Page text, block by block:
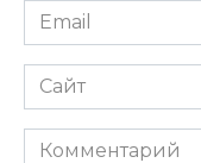
Email
Сайт
Комментарий